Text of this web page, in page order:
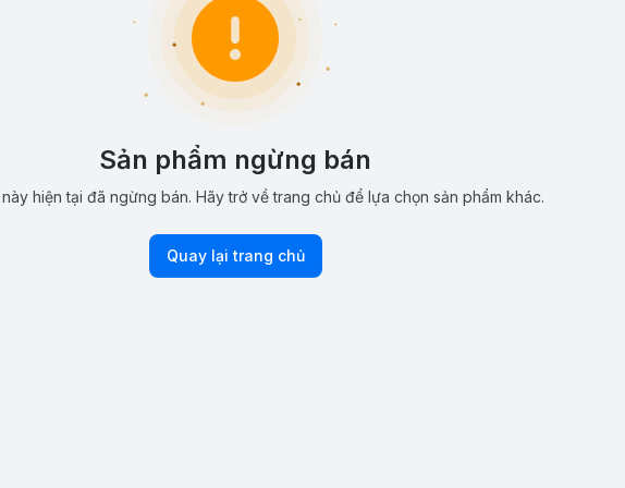
Sản phẩm ngừng bán
hiện tại đã ngừng bán. Hãy trở về trang chủ để lựa chọn sản phẩm khác.
Quay lại trang chủ